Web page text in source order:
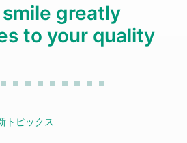
greatly
to your quality
トピックス